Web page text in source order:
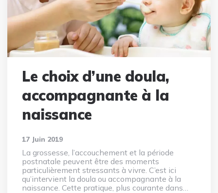
Le choix d’une doula,
accompagnante à la
naissance
17 Juin 2019
La grossesse, l’accouchement et la période
postnatale peuvent être des moments
particulièrement stressants à vivre. C’est ici
qu’intervient la doula ou accompagnante à la
naissance. Cette pratique, plus courante dans…